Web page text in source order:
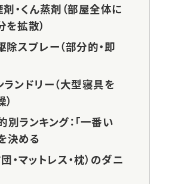
・くん蒸剤（部屋全体に
拡散）
スプレー（部分的・即
ンドリー（大型寝具を
別ランキング：「一番い
決める
・マットレス・枕）のダニ